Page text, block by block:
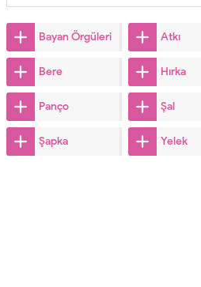
Bayan Örgüleri Atkı
Bere Hırka
Panço Şal
Şapka Yelek